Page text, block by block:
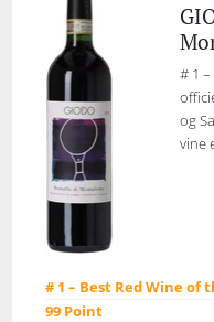
# 1
og
vine
# 1 – Best Red Wine of
99 Point